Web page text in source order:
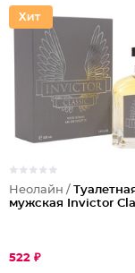
Неолайн /
мужская Invictor
522 ₽